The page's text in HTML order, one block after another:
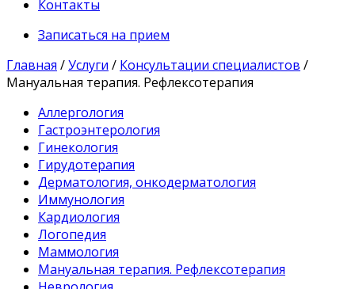
Контакты
Записаться на прием
Главная /Услуги / Консультации специалистов /
Мануальная терапия. Рефлексотерапия
Аллергология
Гастроэнтерология
Гинекология
Гирудотерапия
Дерматология, онкодерматология
Иммунология
Кардиология
Логопедия
Маммология
Мануальная терапия. Рефлексотерапия